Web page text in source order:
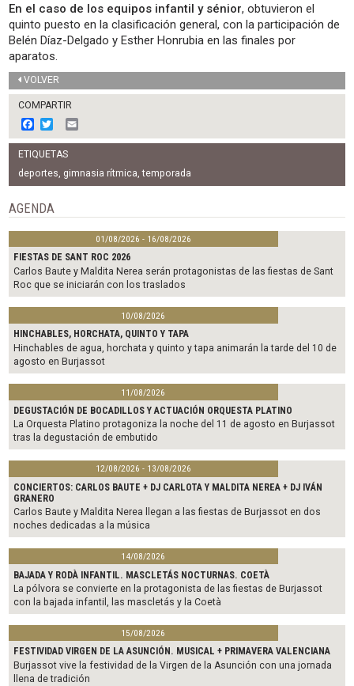
En el caso de los equipos infantil y sénior, obtuvieron el
quinto puesto en la clasificación general, con la participación de
Belén Díaz-Delgado y Esther Honrubia en las finales por
aparatos.
VOLVER
COMPARTIR
F
a
c
e
b
o
k
w
i
t
t
e
m
l
ETIQUETAS
deportes, gimnasia rítmica,temporada
AGENDA
01/08/2026 - 16/08/2026
FIESTAS DE SANT ROC 2026
Carlos Baute y Maldita Nerea serán protagonistas de las fiestas de Sant
Roc que se iniciarán con los traslados
10/08/2026
HINCHABLES, HORCHATA, QUINTO Y TAPA
Hinchables de agua, horchata y quinto y tapa animarán la tarde del 10 de
agosto en Burjassot
11/08/2026
DEGUSTACIÓN DE BOCADILLOS Y ACTUACIÓN ORQUESTA PLATINO
La Orquesta Platino protagoniza la noche del 11 de agosto en Burjassot
tras la degustación de embutido
12/08/2026 - 13/08/2026
CONCIERTOS: CARLOS BAUTE + DJ CARLOTA Y MALDITA NEREA + DJ IVÁN
GRANERO
Carlos Baute y Maldita Nerea llegan a las fiestas de Burjassot en dos
noches dedicadas a la música
14/08/2026
BAJADA Y RODÀ INFANTIL. MASCLETÁS NOCTURNAS. COETÀ
La pólvora se convierte en la protagonista de las fiestas de Burjassot
con la bajada infantil, las mascletás y la Coetà
15/08/2026
FESTIVIDAD VIRGEN DE LA ASUNCIÓN. MUSICAL + PRIMAVERA VALENCIANA
Burjassot vive la festividad de la Virgen de la Asunción con una jornada
llena de tradición